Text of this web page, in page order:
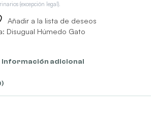
(excepción legal).
Añadir a la lista de deseos
Disugual Húmedo Gato
Información adicional